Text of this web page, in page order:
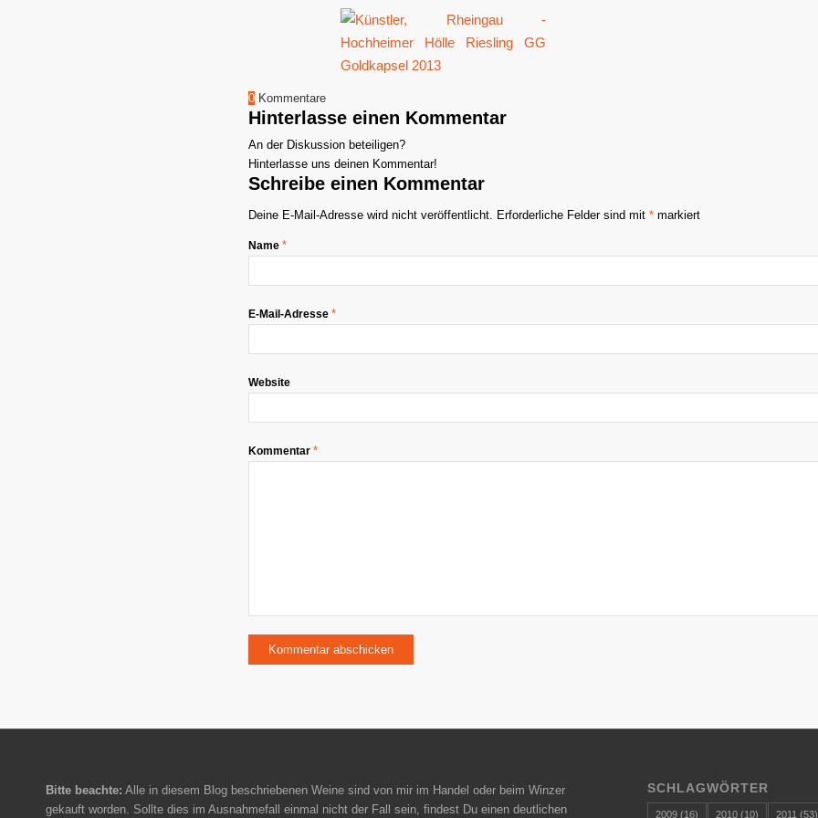
0 Kommentare
Hinterlasse einen Kommentar
An der Diskussion beteiligen?
Hinterlasse uns deinen Kommentar!
Schreibe einen Kommentar
Deine E-Mail-Adresse wird nicht veröffentlicht. Erforderliche Felder sind mit * markiert
Name *
E-Mail-Adresse *
Website
Kommentar *
Bitte beachte: Alle in diesem Blog beschriebenen Weine sind von mir im Handel oder beim Winzer
gekauft worden. Sollte dies im Ausnahmefall einmal nicht der Fall sein, findest Du einen deutlichen
SCHLAGWÖRTER
2009 (16) 2010 (10) 2011 (53)